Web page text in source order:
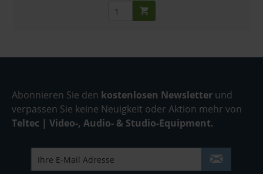
Abonnieren Sie den kostenlosen Newsletter und
verpassen Sie keine Neuigkeit oder Aktion mehr von
Teltec | Video-, Audio- & Studio-Equipment.